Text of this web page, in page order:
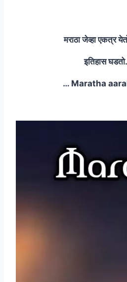
मराठा जेव्हा एकत्र
इतिहास
… Maratha